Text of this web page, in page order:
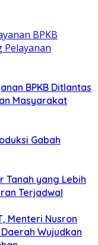
BPKB Ditlantas
Masyarakat
Gabah
Tanah yang Lebih
Terjadwal
Menteri Nusron
Wujudkan